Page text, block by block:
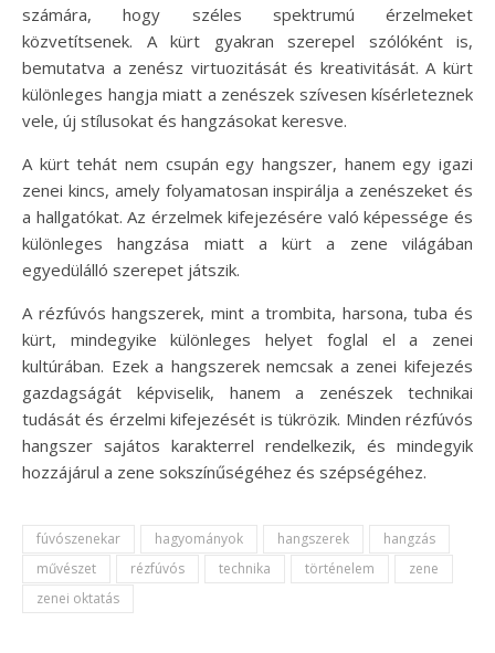
számára, hogy széles spektrumú érzelmeket
közvetítsenek. A kürt gyakran szerepel szólóként is,
bemutatva a zenész virtuozitását és kreativitását. A kürt
különleges hangja miatt a zenészek szívesen kísérleteznek
vele, új stílusokat és hangzásokat keresve.
A kürt tehát nem csupán egy hangszer, hanem egy igazi
zenei kincs, amely folyamatosan inspirálja a zenészeket és
a hallgatókat. Az érzelmek kifejezésére való képessége és
különleges hangzása miatt a kürt a zene világában
egyedülálló szerepet játszik.
A rézfúvós hangszerek, mint a trombita, harsona, tuba és
kürt, mindegyike különleges helyet foglal el a zenei
kultúrában. Ezek a hangszerek nemcsak a zenei kifejezés
gazdagságát képviselik, hanem a zenészek technikai
tudását és érzelmi kifejezését is tükrözik. Minden rézfúvós
hangszer sajátos karakterrel rendelkezik, és mindegyik
hozzájárul a zene sokszínűségéhez és szépségéhez.
fúvószenekar hagyományok hangszerek
hangzás
művészet
rézfúvós technika történelem
zene
zenei oktatás